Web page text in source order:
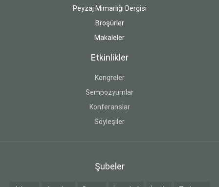
Peyzaj Mimarlığı Dergisi
Broşürler
Makaleler
Etkinlikler
Kongreler
Sempozyumlar
Konferanslar
Söyleşiler
Şubeler